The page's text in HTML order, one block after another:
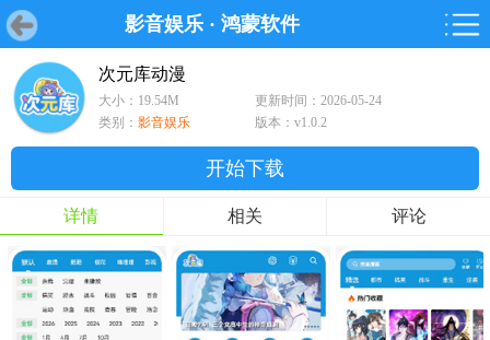
影音娱乐 · 鸿蒙软件
首页 游戏
首页 游戏 软件 鸿蒙
游戏
鸿蒙
软件
次元库动漫
大小：19.54M
更新时间：2026-05-24
类别： 影音娱乐 版本：v1.0.2
开始下载
详情 相关 评论